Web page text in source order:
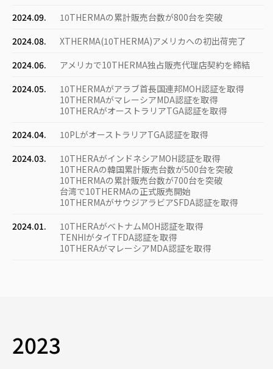
2024.09.
10THERMAの累計販売台数が800台を突破
2024.08.
XTHERMA(10THERMA)アメリカへの初出荷完了
2024.06.
アメリカで10THERMA独占販売代理店契約を締結
2024.05.
10THERMAがアラブ首長国連邦MOH認証を取得
10THERMAがマレーシアMDA認証を取得
10THERAがオーストラリアTGA認証を取得
2024.04.
10PLがオーストラリアTGA認証を取得
2024.03.
10THERAがインドネシアMOH認証を取得
10THERAの韓国累計販売台数が500台を突破
10THERMAの累計販売台数が700台を突破
台湾で10THERMAの正式販売開始
10THERMAがサウジアラビアSFDA認証を取得
2024.01.
10THERAがベトナムMOH認証を取得
TENHIがタイTFDA認証を取得
10THERAがマレーシアMDA認証を取得
2023